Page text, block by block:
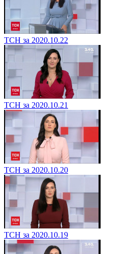
ТСН за 2020.10.22
ТСН за 2020.10.21
ТСН за 2020.10.20
ТСН за 2020.10.19